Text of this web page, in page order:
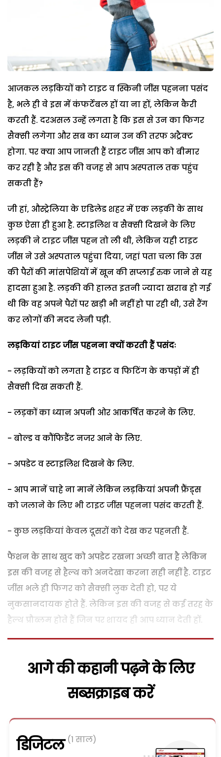
आजकल लड़कियों को टाइट व स्किनी जींस पहनना पसंद
है, भले ही वे इस में कंफर्टेबल हों या ना हों, लेकिन कैरी
करती हैं. दरअसल उन्हें लगता है कि इस से उन का फिगर
सैक्सी लगेगा और सब का ध्यान उन की तरफ अट्रैक्ट
होगा. पर क्या आप जानती हैं टाइट जींस आप को बीमार
कर रही है और इस की वजह से आप अस्पताल तक पहुंच
सकती हैं?
जी हां, औस्ट्रेलिया के एडिलेड शहर में एक लड़की के साथ
कुछ ऐसा ही हुआ है. स्टाइलिश व सैक्सी दिखने के लिए
लड़की ने टाइट जींस पहन तो ली थी, लेकिन यही टाइट
जींस ने उसे अस्पताल पहुंचा दिया, जहां पता चला कि उस
की पैरों की मांसपेशियों में खून की सप्लाई रुक जाने से यह
हादसा हुआ है. लड़की की हालत इतनी ज्यादा खराब हो गई
थी कि वह अपने पैरों पर खड़ी भी नहीं हो पा रही थी, उसे रैंग
कर लोगों की मदद लेनी पड़ी.
लड़कियां टाइट जींस पहनना क्यों करती हैं पसंदः
- लड़कियों को लगता है टाइट व फिटिंग के कपड़ों में ही
सैक्सी दिख सकती हैं.
- लड़कों का ध्यान अपनी ओर आकर्षित करने के लिए.
- बोल्ड व कौंफिडैंट नजर आने के लिए.
- अपडेट व स्टाइलिश दिखने के लिए.
- आप मानें चाहे ना मानें लेकिन लड़कियां अपनी फ्रैंड्स
को जलाने के लिए भी टाइट जींस पहनना पसंद करती हैं.
- कुछ लड़कियां केवल दूसरों को देख कर पहनती हैं.
फैशन के साथ खुद को अपडेट रखना अच्छी बात है लेकिन
इस की वजह से हैल्थ को अनदेखा करना सही नहीं है. टाइट
जींस भले ही फिगर को सैक्सी लुक देती हो, पर ये
नुकसानदायक होते हैं. लेकिन इस की वजह से कई तरह के
हैल्थ प्रौब्लम होते हैं जिन पर शायद ही आप ध्यान देती हों.
आगे की कहानी पढ़ने के लिए
सब्सक्राइब करें
डिजिटल (1 साल)